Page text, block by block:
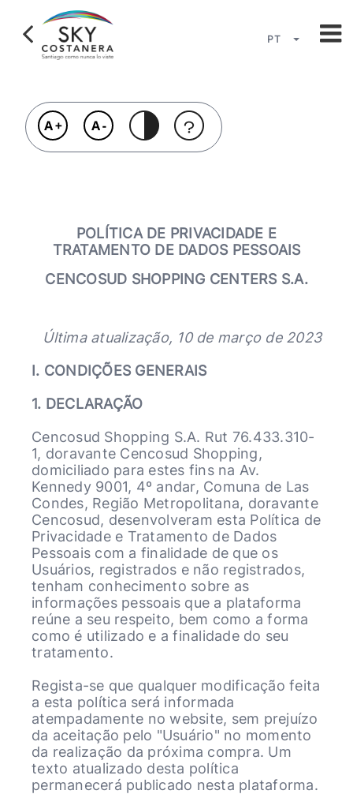
conteúdo
principal
PT
POLÍTICA DE PRIVACIDADE E
TRATAMENTO DE DADOS PESSOAIS
CENCOSUD SHOPPING CENTERS S.A.
Última atualização, 10 de março de 2023
I. CONDIÇÕES GENERAIS
1. DECLARAÇÃO
Cencosud Shopping S.A. Rut 76.433.310-
1, doravante Cencosud Shopping,
domiciliado para estes fins na Av.
Kennedy 9001, 4º andar, Comuna de Las
Condes, Região Metropolitana, doravante
Cencosud, desenvolveram esta Política de
Privacidade e Tratamento de Dados
Pessoais com a finalidade de que os
Usuários, registrados e não registrados,
tenham conhecimento sobre as
informações pessoais que a plataforma
reúne a seu respeito, bem como a forma
como é utilizado e a finalidade do seu
tratamento.
Regista-se que qualquer modificação feita
a esta política será informada
atempadamente no website, sem prejuízo
da aceitação pelo "Usuário" no momento
da realização da próxima compra. Um
texto atualizado desta política
permanecerá publicado nesta plataforma.